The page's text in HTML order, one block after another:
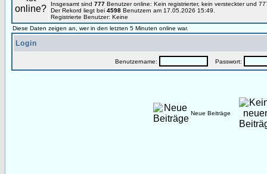
Insgesamt sind 777 Benutzer online: Kein registrierter, kein versteckter und
Der Rekord liegt bei 4598 Benutzern am 17.05.2026 15:49.
Registrierte Benutzer: Keine
Diese Daten zeigen an, wer in den letzten 5 Minuten online war.
Login
Benutzername: Passwort:
Neue Beiträge